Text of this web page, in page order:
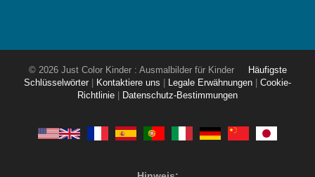
© 2026 Just Color Kinder : Ausmalbilder für Kinder
Häufigste
Schlüsselwörter
Kontaktiere uns Legale Erwähnungen
Cookie-
Richtlinie
Datenschutz-Bestimmungen